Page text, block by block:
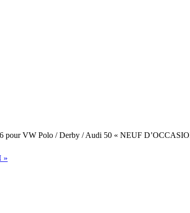
pour VW Polo / Derby / Audi 50 « NEUF